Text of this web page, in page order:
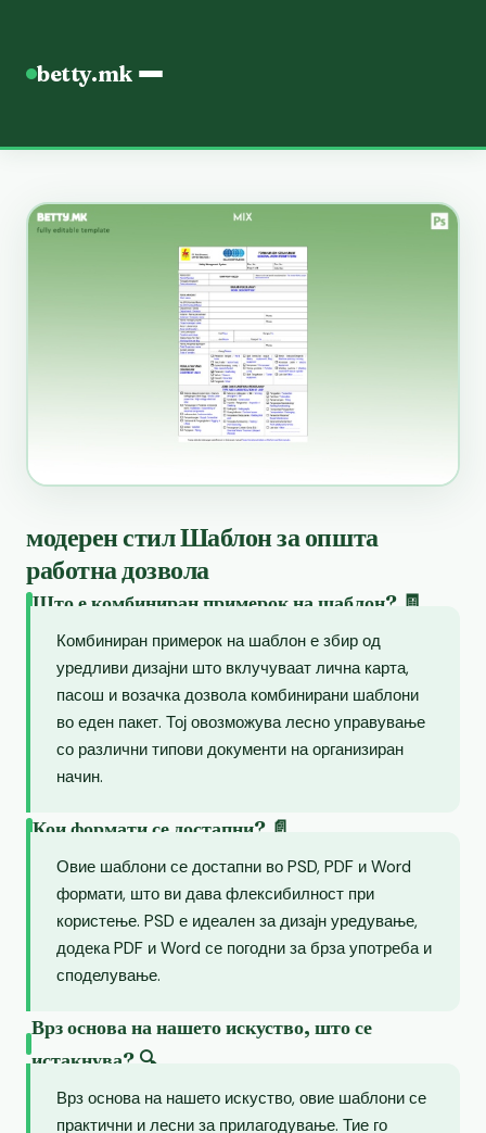
betty.mk
модерен стил Шаблон за општа
работна дозвола
Што е комбиниран примерок на шаблон? 🧾
Комбиниран примерок на шаблон е збир од
уредливи дизајни што вклучуваат лична карта,
пасош и возачка дозвола комбинирани шаблони
во еден пакет. Тој овозможува лесно управување
со различни типови документи на организиран
начин.
Кои формати се достапни? 📄
Овие шаблони се достапни во PSD, PDF и Word
формати, што ви дава флексибилност при
користење. PSD е идеален за дизајн уредување,
додека PDF и Word се погодни за брза употреба и
споделување.
Врз основа на нашето искуство, што се
истакнува? 🔍
Врз основа на нашето искуство, овие шаблони се
практични и лесни за прилагодување. Тие го